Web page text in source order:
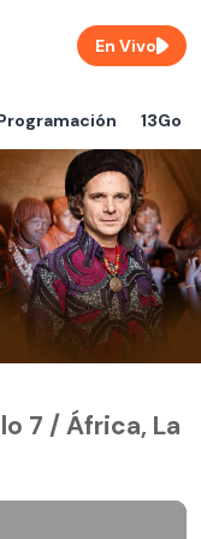
13Go
En Vivo
7 / África, La